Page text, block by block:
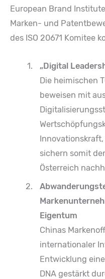
European Brand
Marken- und
des ISO 20671 Komitee
„Digital
Die heimischen
beweisen mit
sichern somit
Österreich
Eigentum
Chinas
internationaler
Entwicklung
DNA gestärkt